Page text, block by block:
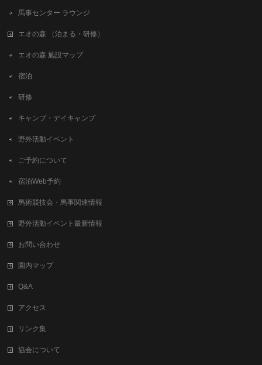
馬事センター ラウンジ
エオの森 （泊まる・研修）
エオの森 施設マップ
宿泊
研修
キャンプ・デイキャンプ
野外活動イベント
ご予約について
宿泊Web予約
馬術競技会・馬事関連情報
野外活動イベント最新情報
お問い合わせ
園内マップ
Q&A
アクセス
リンク集
協会について